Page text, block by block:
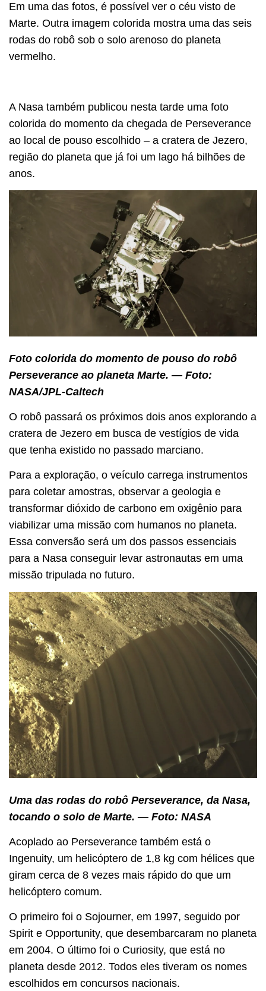
Em uma das fotos, é possível ver o céu visto de
Marte. Outra imagem colorida mostra uma das seis
rodas do robô sob o solo arenoso do planeta
vermelho.
A Nasa também publicou nesta tarde uma foto
colorida do momento da chegada de Perseverance
ao local de pouso escolhido – a cratera de Jezero,
região do planeta que já foi um lago há bilhões de
anos.
Foto colorida do momento de pouso do robô
Perseverance ao planeta Marte. — Foto:
NASA/JPL-Caltech
O robô passará os próximos dois anos explorando a
cratera de Jezero em busca de vestígios de vida
que tenha existido no passado marciano.
Para a exploração, o veículo carrega instrumentos
para coletar amostras, observar a geologia e
transformar dióxido de carbono em oxigênio para
viabilizar uma missão com humanos no planeta.
Essa conversão será um dos passos essenciais
para a Nasa conseguir levar astronautas em uma
missão tripulada no futuro.
Uma das rodas do robô Perseverance, da Nasa,
tocando o solo de Marte. — Foto: NASA
Acoplado ao Perseverance também está o
Ingenuity, um helicóptero de 1,8 kg com hélices que
giram cerca de 8 vezes mais rápido do que um
helicóptero comum.
O primeiro foi o Sojourner, em 1997, seguido por
Spirit e Opportunity, que desembarcaram no planeta
em 2004. O último foi o Curiosity, que está no
planeta desde 2012. Todos eles tiveram os nomes
escolhidos em concursos nacionais.